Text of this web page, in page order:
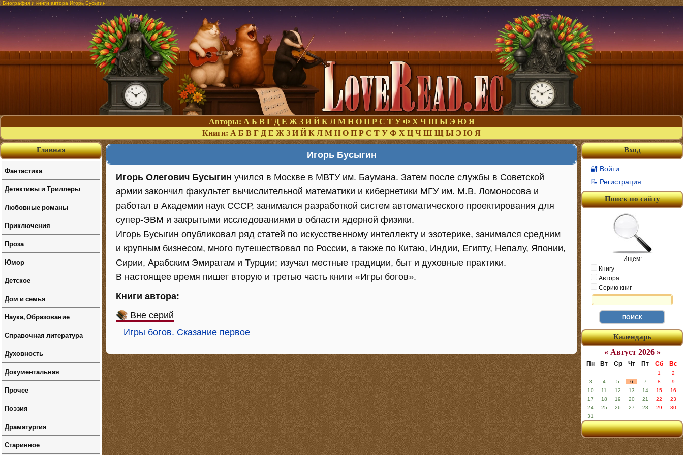
Биография и книги автора Игорь Бусыгин
Авторы: А Б В Г Д Е Ж З И Й К Л М Н О П Р С Т У Ф Х Ч Ш Ы Э Ю Я
Книги: А Б В Г Д Е Ж З И Й К Л М Н О П Р С Т У Ф Х Ц Ч Ш Щ Ы Э Ю Я
Игорь Бусыгин
Игорь Олегович Бусыгин учился в Москве в МВТУ им. Баумана. Затем после службы в Советской
армии закончил факультет вычислительной математики и кибернетики МГУ им. М.В. Ломоносова и
работал в Академии наук СССР, занимался разработкой систем автоматического проектирования для
супер-ЭВМ и закрытыми исследованиями в области ядерной физики.
Игорь Бусыгин опубликовал ряд статей по искусственному интеллекту и эзотерике, занимался средним
и крупным бизнесом, много путешествовал по России, а также по Китаю, Индии, Египту, Непалу, Японии,
Сирии, Арабским Эмиратам и Турции; изучал местные традиции, быт и духовные практики.
В настоящее время пишет вторую и третью часть книги «Игры богов».
Книги автора:
Вне серий
Игры богов. Сказание первое
Вход
🔐 Войти
📝 Регистрация
Поиск по сайту
Ищем:
Книгу
Автора
Серию книг
Календарь
« Август 2026 »
Пн Вт Ср Чт Пт Сб Вс
1
2
3
4 5 6 7 8
9
10
11 12 13 14 15
16
17
18 19 20 21 22
23
24
25 26 27 28 29
30
31
Главная
Фантастика
Детективы и Триллеры
Любовные романы
Приключения
Проза
Юмор
Детское
Дом и семья
Наука, Образование
Справочная литература
Духовность
Документальная
Прочее
Поэзия
Драматургия
Старинное